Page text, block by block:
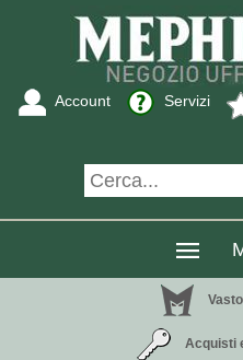
Servizi
Account
Acquisti